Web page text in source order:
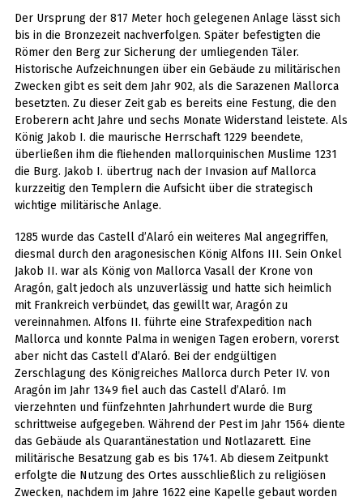
Der Ursprung der 817 Meter hoch gelegenen Anlage lässt sich
bis in die Bronzezeit nachverfolgen. Später befestigten die
Römer den Berg zur Sicherung der umliegenden Täler.
Historische Aufzeichnungen über ein Gebäude zu militärischen
Zwecken gibt es seit dem Jahr 902, als die Sarazenen Mallorca
besetzten. Zu dieser Zeit gab es bereits eine Festung, die den
Eroberern acht Jahre und sechs Monate Widerstand leistete. Als
König Jakob I. die maurische Herrschaft 1229 beendete,
überließen ihm die fliehenden mallorquinischen Muslime 1231
die Burg. Jakob I. übertrug nach der Invasion auf Mallorca
kurzzeitig den Templern die Aufsicht über die strategisch
wichtige militärische Anlage.
1285 wurde das Castell d’Alaró ein weiteres Mal angegriffen,
diesmal durch den aragonesischen König Alfons III. Sein Onkel
Jakob II. war als König von Mallorca Vasall der Krone von
Aragón, galt jedoch als unzuverlässig und hatte sich heimlich
mit Frankreich verbündet, das gewillt war, Aragón zu
vereinnahmen. Alfons II. führte eine Strafexpedition nach
Mallorca und konnte Palma in wenigen Tagen erobern, vorerst
aber nicht das Castell d’Alaró. Bei der endgültigen
Zerschlagung des Königreiches Mallorca durch Peter IV. von
Aragón im Jahr 1349 fiel auch das Castell d’Alaró. Im
vierzehnten und fünfzehnten Jahrhundert wurde die Burg
schrittweise aufgegeben. Während der Pest im Jahr 1564 diente
das Gebäude als Quarantänestation und Notlazarett. Eine
militärische Besatzung gab es bis 1741. Ab diesem Zeitpunkt
erfolgte die Nutzung des Ortes ausschließlich zu religiösen
Zwecken, nachdem im Jahre 1622 eine Kapelle gebaut worden